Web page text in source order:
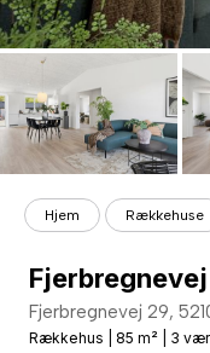
Hjem Rækkehuse
Fjerbregnevej 29,
Rækkehus 85 m² 3